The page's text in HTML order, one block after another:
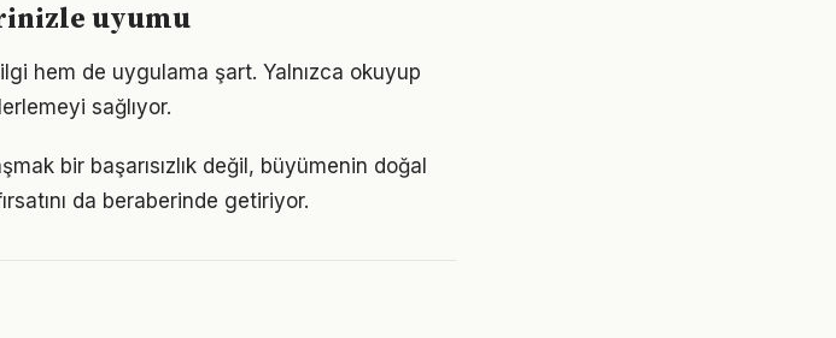
uyumu
hem de uygulama şart. Yalnızca okuyup
sağlıyor.
bir başarısızlık değil, büyümenin doğal
da beraberinde getiriyor.